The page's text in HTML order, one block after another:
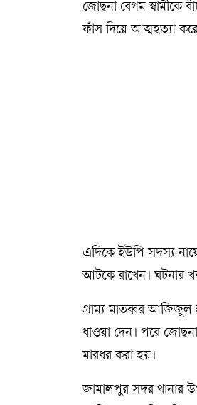
জোছনা বেগম স্বামীকে
ফাঁস দিয়ে আত্মহত্যা
এদিকে ইউপি সদস্য
আটকে রাখেন। ঘটনার
গ্রাম্য মাতব্বর আজিজুল
ধাওয়া দেন। পরে
মারধর করা হয়।
জামালপুর সদর থানার